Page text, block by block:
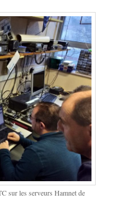
sur les serveurs Hamnet de